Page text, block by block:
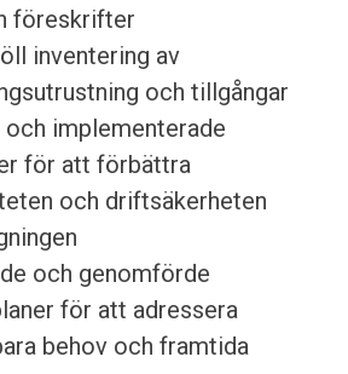
föreskrifter
inventering av
och tillgångar
och implementerade
för att förbättra
och driftsäkerheten
och genomförde
för att adressera
behov och framtida